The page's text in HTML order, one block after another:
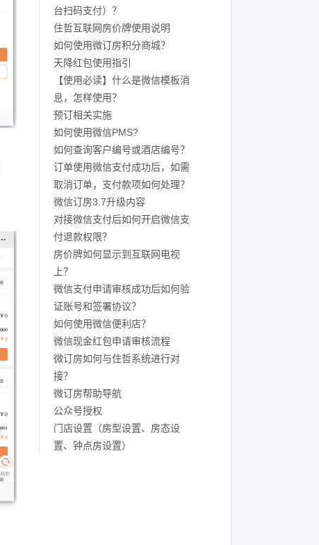
台扫码支付）？
住哲互联网房价牌使用说明
如何使用微订房积分商城？
天降红包使用指引
【使用必读】什么是微信模板消
息，怎样使用？
预订相关实施
如何使用微信PMS?
如何查询客户编号或酒店编号？
订单使用微信支付成功后，如需
取消订单，支付款项如何处理？
微信订房3.7升级内容
对接微信支付后如何开启微信支
付退款权限？
房价牌如何显示到互联网电视
上？
微信支付申请审核成功后如何验
证账号和签署协议？
如何使用微信便利店？
微信现金红包申请审核流程
微订房如何与住哲系统进行对
接？
微订房帮助导航
公众号授权
门店设置（房型设置、房态设
置、钟点房设置）